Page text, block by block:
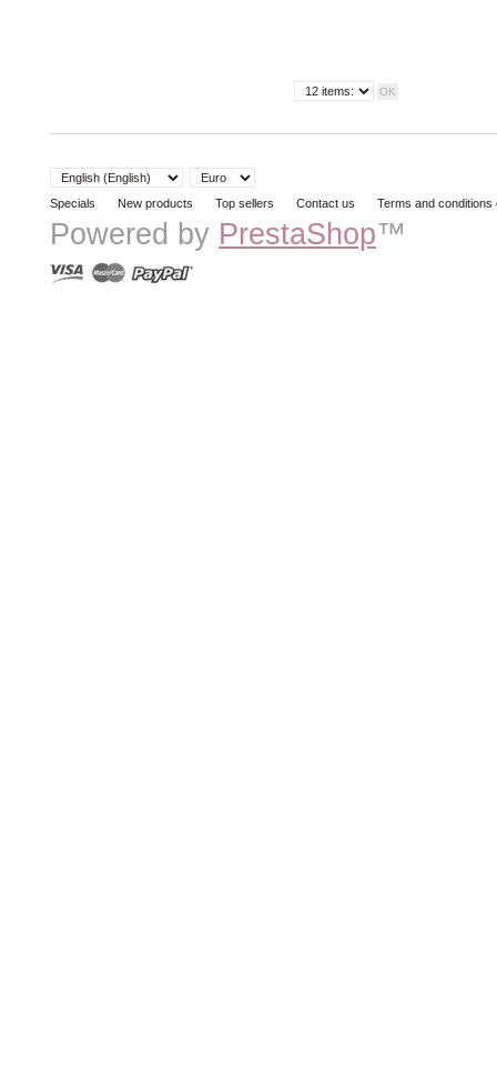
Specials New products Top sellers Contact us Terms and conditions
Powered by PrestaShop™